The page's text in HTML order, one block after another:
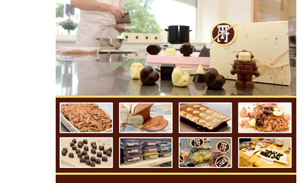
Pamětní deska Johanna Neumanna
severně od Tokáně
Obrázek svatého Huberta na buku svatého
Huberta
Obrázek svatého Jakuba na skále u cesty
východně od Srbské Kamenice
Busta Jana Amose Komenského na domě
čp. 37 v Račicích
Socha ležícího koně v Sadech